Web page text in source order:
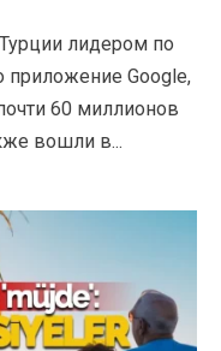
лидером по
приложение Google,
60 миллионов
вошли в...